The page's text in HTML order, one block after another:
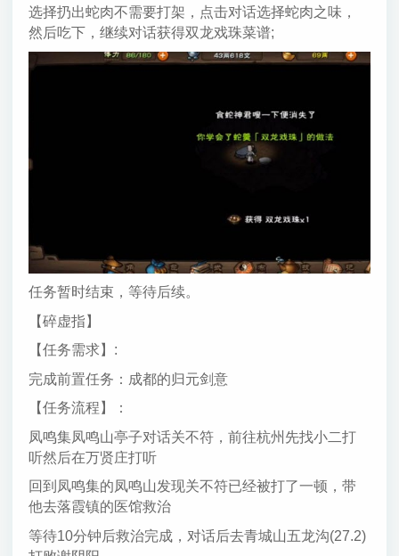
选择扔出蛇肉不需要打架，点击对话选择蛇肉之味，
然后吃下，继续对话获得双龙戏珠菜谱;
任务暂时结束，等待后续。
【碎虚指】
【任务需求】:
完成前置任务：成都的归元剑意
【任务流程】：
凤鸣集凤鸣山亭子对话关不符，前往杭州先找小二打
听然后在万贤庄打听
回到凤鸣集的凤鸣山发现关不符已经被打了一顿，带
他去落霞镇的医馆救治
等待10分钟后救治完成，对话后去青城山五龙沟(27.2)